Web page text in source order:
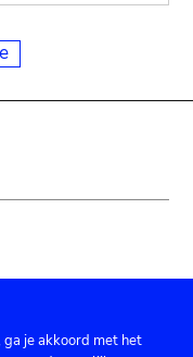
je akkoord met het